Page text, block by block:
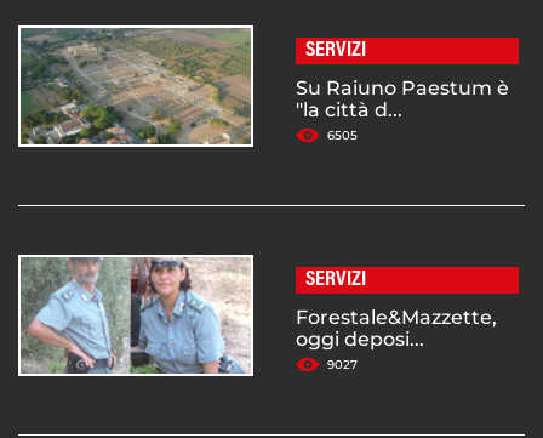
SERVIZI
Su Raiuno Paestum è
"la città d...
6505
SERVIZI
Forestale&Mazzette,
oggi deposi...
9027